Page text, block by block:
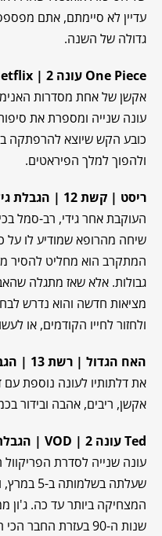
גדולה של השנה.
One Piece עונה 2 | Netflix | הגבלת גיל: 13+
אקשן של אחת מסדרות
עונה שנייה ומספרת את
ולהפוך למלך הפיראטים.
ריסט | קשת 12 | הגבלת גיל: 8+
שיחה מהרופא שמודיע לו על
המתקרב הוא מחליט להסיר
גבולות. אלא שאז מתגלה
מציאות חדשה והוא נדרש
ולחזור לחייו הקודמים, או
האח הגדול | רשת 13 | הגבלת גיל: 8+
את דלתותיו לעונה נוספת עם
אקשן, ריבים, אהבה ובידור
Ted עונה 2 | VOD | הגבלת גיל: 18+
עונה שנייה לסדרת
שעלתה
המצחיקה ביותר עד כה. ג'ון
שנות ה-90 בעזרת